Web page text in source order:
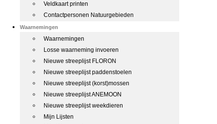
Veldkaart printen
Contactpersonen Natuurgebieden
Waarnemingen
Waarnemingen
Losse waarneming invoeren
Nieuwe streeplijst FLORON
Nieuwe streeplijst paddenstoelen
Nieuwe streeplijst (korst)mossen
Nieuwe streeplijst ANEMOON
Nieuwe streeplijst weekdieren
Mijn Lijsten